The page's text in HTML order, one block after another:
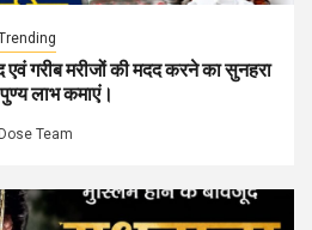
मरीजों की मदद करने का सुनहरा
लाभ कमाएं।
Team